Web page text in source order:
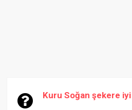
Kuru Soğan şekere